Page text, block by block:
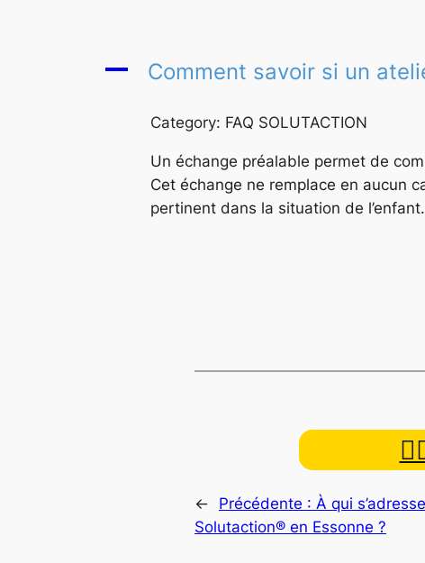
A Comment savoir si un
Category: FAQ SOLUTACTION
Un échange préalable permet de
Cet échange ne remplace en aucun
pertinent dans la situation de l’enfant.
← Précédente : À qui
Solutaction® en Essonne ?